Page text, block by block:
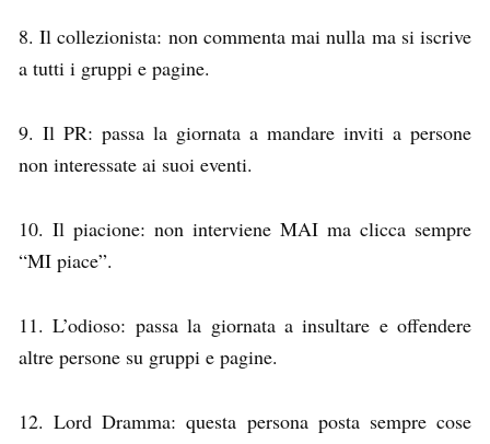
8. Il collezionista: non commenta mai nulla ma si iscrive
a tutti i gruppi e pagine.
9. Il PR: passa la giornata a mandare inviti a persone
non interessate ai suoi eventi.
10. Il piacione: non interviene MAI ma clicca sempre
“MI piace”.
11. L’odioso: passa la giornata a insultare e offendere
altre persone su gruppi e pagine.
12. Lord Dramma: questa persona posta sempre cose